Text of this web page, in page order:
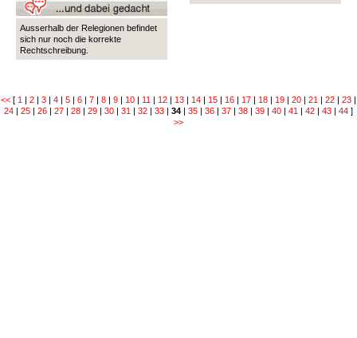
Ausserhalb der Relegionen befindet
sich nur noch die korrekte
Rechtschreibung.
<< [ 1 | 2 | 3 | 4 | 5 | 6 | 7 | 8 | 9 | 10 | 11 | 12 | 13 | 14 | 15 | 16 | 17 | 18 | 19 | 20 | 21 | 22 | 23 |
24 | 25 | 26 | 27 | 28 | 29 | 30 | 31 | 32 | 33 | 34 | 35 | 36 | 37 | 38 | 39 | 40 | 41 | 42 | 43 | 44 ]
>>